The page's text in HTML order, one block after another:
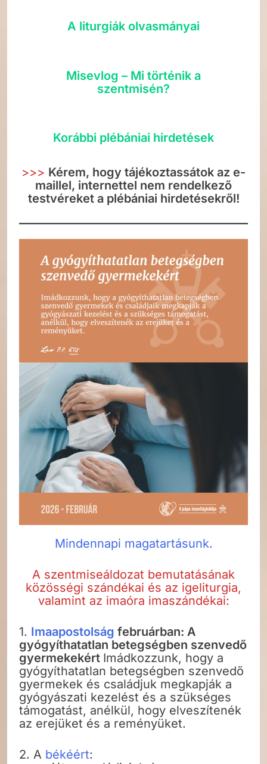
A liturgiák olvasmányai
Misevlog – Mi történik a
szentmisén?
Korábbi plébániai hirdetések
>>> Kérem, hogy tájékoztassátok az e-
maillel, internettel nem rendelkező
testvéreket a plébániai hirdetésekről!
Mindennapi magatartásunk.
A szentmiseáldozat bemutatásának
közösségi szándékai és az igeliturgia,
valamint az imaóra imaszándékai:
1. Imaapostolság februárban: A
gyógyíthatatlan betegségben szenvedő
gyermekekért Imádkozzunk, hogy a
gyógyíthatatlan betegségben szenvedő
gyermekek és családjuk megkapják a
gyógyászati kezelést és a szükséges
támogatást, anélkül, hogy elveszítenék
az erejüket és a reményüket.
2. A békéért: